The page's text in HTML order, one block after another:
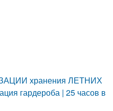
хранения ЛЕТНИХ
гардероба | 25 часов в